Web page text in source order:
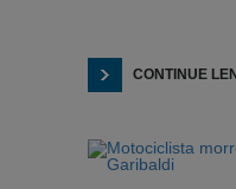
CONTINUE